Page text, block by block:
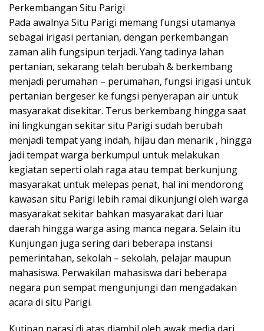
Perkembangan Situ Parigi
Pada awalnya Situ Parigi memang fungsi utamanya
sebagai irigasi pertanian, dengan perkembangan
zaman alih fungsipun terjadi. Yang tadinya lahan
pertanian, sekarang telah berubah & berkembang
menjadi perumahan – perumahan, fungsi irigasi untuk
pertanian bergeser ke fungsi penyerapan air untuk
masyarakat disekitar. Terus berkembang hingga saat
ini lingkungan sekitar situ Parigi sudah berubah
menjadi tempat yang indah, hijau dan menarik , hingga
jadi tempat warga berkumpul untuk melakukan
kegiatan seperti olah raga atau tempat berkunjung
masyarakat untuk melepas penat, hal ini mendorong
kawasan situ Parigi lebih ramai dikunjungi oleh warga
masyarakat sekitar bahkan masyarakat dari luar
daerah hingga warga asing manca negara. Selain itu
Kunjungan juga sering dari beberapa instansi
pemerintahan, sekolah – sekolah, pelajar maupun
mahasiswa. Perwakilan mahasiswa dari beberapa
negara pun sempat mengunjungi dan mengadakan
acara di situ Parigi.